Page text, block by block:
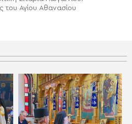
του Αγίου Αθανασίου